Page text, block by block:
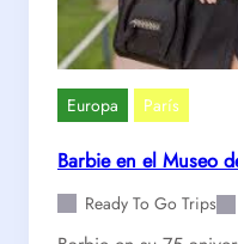
Europa París
Barbie en el Museo
Ready To Go Trips